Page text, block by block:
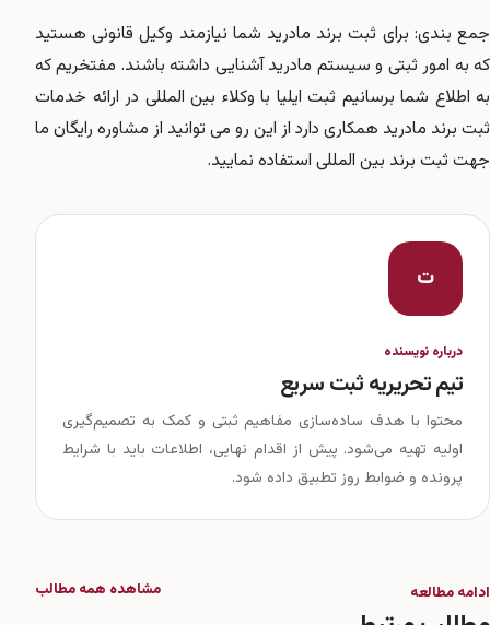
جمع بندی: برای ثبت برند مادرید شما نیازمند وکیل قانونی هستید
که به امور ثبتی و سیستم مادرید آشنایی داشته باشند. مفتخریم که
به اطلاع شما برسانیم ثبت ایلیا با وکلاء بین المللی در ارائه خدمات
ثبت برند مادرید همکاری دارد از این رو می توانید از مشاوره رایگان ما
جهت ثبت برند بین المللی استفاده نمایید.
ت
درباره نویسنده
تیم تحریریه ثبت سریع
محتوا با هدف ساده‌سازی مفاهیم ثبتی و کمک به تصمیم‌گیری
اولیه تهیه می‌شود. پیش از اقدام نهایی، اطلاعات باید با شرایط
پرونده و ضوابط روز تطبیق داده شود.
ادامه مطالعه مشاهده همه مطالب